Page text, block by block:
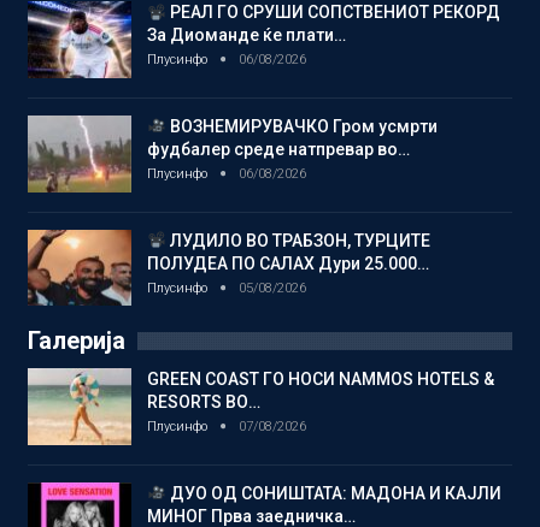
РЕАЛ ГО СРУШИ СОПСТВЕНИОТ РЕКОРД
За Диоманде ќе плати…
Плусинфо 06/08/2026
ВОЗНЕМИРУВАЧКО Гром усмрти
фудбалер среде натпревар во…
Плусинфо 06/08/2026
ЛУДИЛО ВО ТРАБЗОН, ТУРЦИТЕ
ПОЛУДЕА ПО САЛАХ Дури 25.000…
Плусинфо 05/08/2026
Галерија
GREEN COAST ГО НОСИ NAMMOS HOTELS &
RESORTS ВО…
Плусинфо 07/08/2026
ДУО ОД СОНИШТАТА: МАДОНА И КАЈЛИ
МИНОГ Прва заедничка…